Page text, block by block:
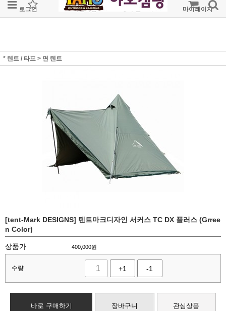
로그인 회원가입 주문조회 마이페이지
* 텐트 / 타프 > 면 텐트
[tent-Mark DESIGNS] 텐트마크디자인 서커스 TC DX 플러스 (Grree
n Color)
상품가 400,000원
수량 +1 -1
바로 구매하기 장바구니 관심상품